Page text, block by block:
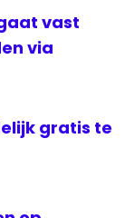
vast
via
gratis te